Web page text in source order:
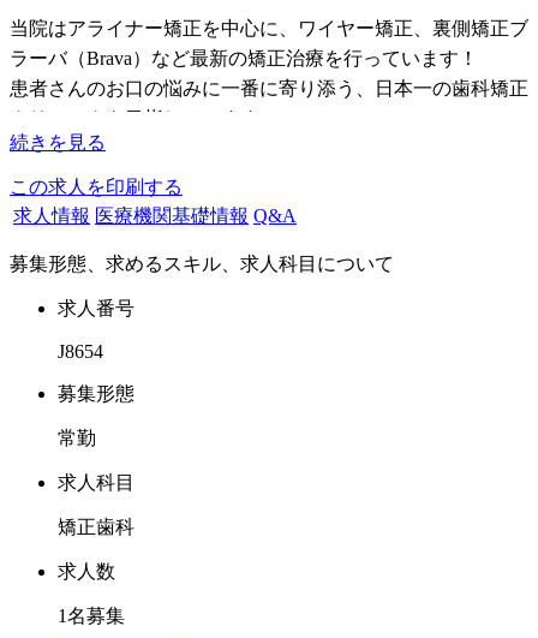
当院はアライナー矯正を中心に、ワイヤー矯正、裏側矯正ブ
ラーバ（Brava）など最新の矯正治療を行っています！
患者さんのお口の悩みに一番に寄り添う、日本一の歯科矯正
クリニックを目指しています！
当院の特徴と働くメリットは…
------------------------------------------------------------------------------
月給は先生のスキル・ご経験に応じ、柔軟にご相談の上、決
定いたします！
矯正にチャレンジしたいという先生、矯正のスキルをもっと
伸ばしたいという先生、ぜひご応募ください！
【2】矯正の症例経験を積んでいただけます！
当グループには新規来院患者様は100人/月を超える医院もあ
矯正の経験が無くこれから学びたいという先生も、複数の認
続きを見る
この求人を印刷する
求人情報 医療機関基礎情報 Q&A
募集形態、求めるスキル、求人科目について
求人番号
J8654
募集形態
常勤
求人科目
矯正歯科
求人数
1名募集